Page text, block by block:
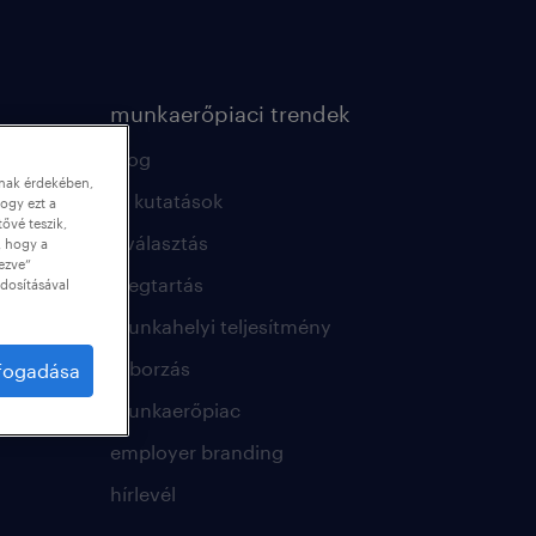
munkaerőpiaci trendek
blog
hr kutatások
kiválasztás
megtartás
munkahelyi teljesítmény
toborzás
munkaerőpiac
employer branding
hírlevél
érdekében,
ezt a
teszik,
hogy a